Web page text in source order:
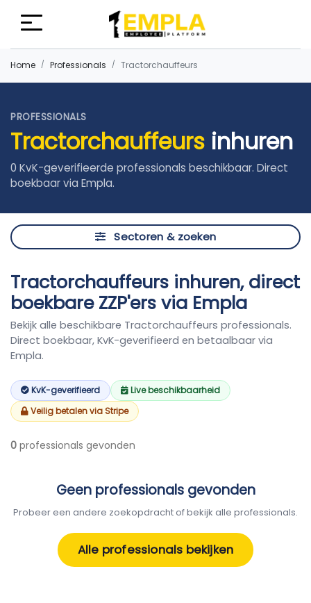
Home Professionals Tractorchauffeurs
PROFESSIONALS
Tractorchauffeurs inhuren
0 KvK-geverifieerde professionals beschikbaar. Direct
boekbaar via Empla.
Sectoren & zoeken
Tractorchauffeurs inhuren, direct
boekbare ZZP'ers via Empla
Bekijk alle beschikbare Tractorchauffeurs professionals.
Direct boekbaar, KvK-geverifieerd en betaalbaar via
Empla.
KvK-geverifieerd
Live beschikbaarheid
Veilig betalen via Stripe
0 professionals gevonden
Geen professionals gevonden
Probeer een andere zoekopdracht of bekijk alle professionals.
Alle professionals bekijken